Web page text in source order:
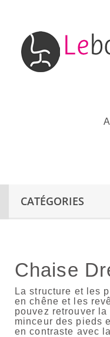
CATÉGORIES
Chaise
La structure et les
en chêne et les
pouvez retrouver
minceur des pieds
en contraste avec